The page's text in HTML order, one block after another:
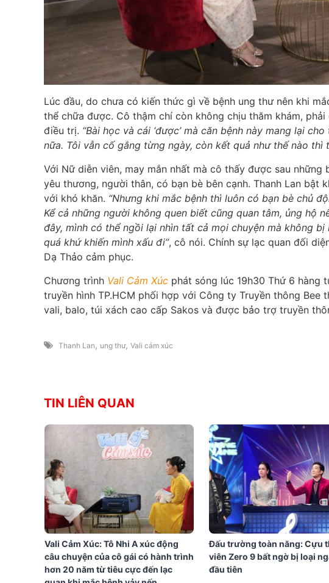
Lúc đầu, do chưa có kiến thức gì về bệnh ung thư nên khi
thể chữa được. Cô thậm chí còn không chịu thăm khám,
điều trị. “Bài học và cái ‘được’ mà căn bệnh này mang lại
nữa. Tôi vẫn cố gắng từng ngày, còn kết quả như thế nào thì
Với Nữ diễn viên, may mắn nhất mà cô thấy được sau
yêu thương, người thân, có bạn bè bên cạnh. Thanh Lan bật
với khó khăn. “Nhưng khi mắc bệnh thì luôn có bạn bè chủ
Kể cả những người không quen biết cũng quan tâm, ủng hộ
đây, mình có thể ngồi lại nhìn tất cả mọi chuyện mà không
quá khứ khiến mình xấu đi”, cô nói. Chính sự lạc quan đối
Dạ Thảo cảm phục.
Chương trình Vali Cảm Xúc phát sóng lúc 19h30 Thứ 6 hàng
truyền hình TP.HCM phối hợp với Công ty Truyền thông Bee
vali, balo, túi xách cao cấp Sakos và được bảo trợ truyền
Thanh Lan , ung thư, Vali cảm xúc
TIN LIÊN QUAN
Vali Cảm Xúc: Tô Nhi A xúc động
câu chuyện của cô gái có hành trình
hơn 20 năm từ tiêu cực đến lạc
Đấu trường toàn năng: Cựu
viên Zero 9 bất ngờ bị loại
đầu tiên